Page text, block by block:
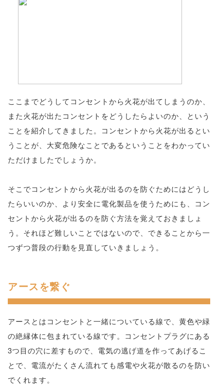
ここまでどうしてコンセントから火花が出てしまうのか、
また火花が出たコンセントをどうしたらよいのか、という
ことを紹介してきました。コンセントから火花が出るとい
うことが、大変危険なことであるということをわかってい
ただけましたでしょうか。
そこでコンセントから火花が出るのを防ぐためにはどうし
たらいいのか、より安全に電化製品を使うためにも、コン
セントから火花が出るのを防ぐ方法を覚えておきましょ
う。それほど難しいことではないので、できることから一
つずつ普段の行動を見直していきましょう。
アースを繋ぐ
アースとはコンセントと一緒についている線で、黄色や緑
の絶縁体に包まれている線です。コンセントプラグにある
3つ目の穴に差すもので、電気の逃げ道を作ってあげるこ
とで、電流がたくさん流れても感電や火花が散るのを防い
でくれます。